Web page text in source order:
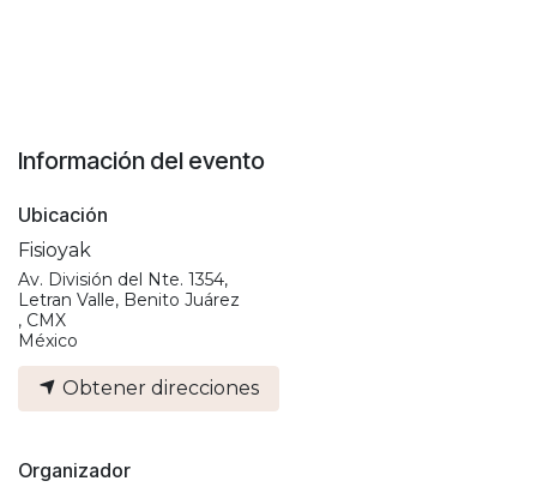
Información del evento
Ubicación
Fisioyak
Av. División del Nte. 1354,
Letran Valle, Benito Juárez
, CMX
México
Obtener direcciones
Organizador